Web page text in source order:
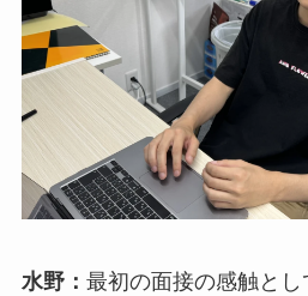
水野： 最初の面接の感触と